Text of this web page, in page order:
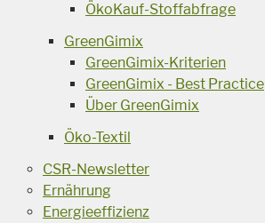
ÖkoKauf-Stoffabfrage
GreenGimix
GreenGimix-Kriterien
GreenGimix - Best Practice
Über GreenGimix
Öko-Textil
CSR-Newsletter
Ernährung
Energieeffizienz